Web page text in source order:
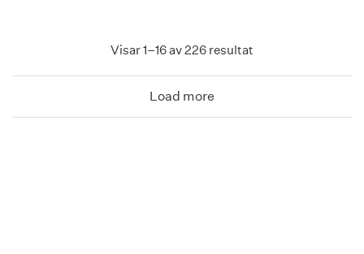
Visar 1–16 av 226 resultat
Load more